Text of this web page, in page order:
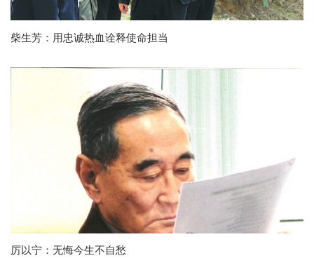
柴生芳：用忠诚热血诠释使命担当
厉以宁：无悔今生不自愁